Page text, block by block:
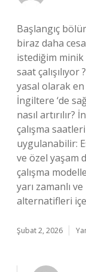
Başlangıç
biraz daha
istediğim
saat
yasal olarak
İngiltere ‘de
nasıl artırılır?
çalışma
uygulanabilir:
ve özel yaşam
çalışma
yarı zamanlı
alternatifleri
Şubat 2, 2026